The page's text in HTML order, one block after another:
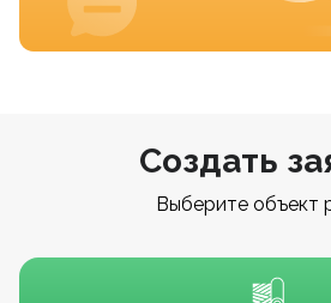
Создать
Выберите объект